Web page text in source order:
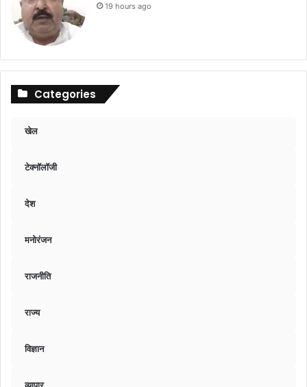
19 hours ago
Categories
खेल
टेक्नॉलॉजी
देश
मनोरंजन
राजनीति
राज्य
विज्ञान
व्यापार